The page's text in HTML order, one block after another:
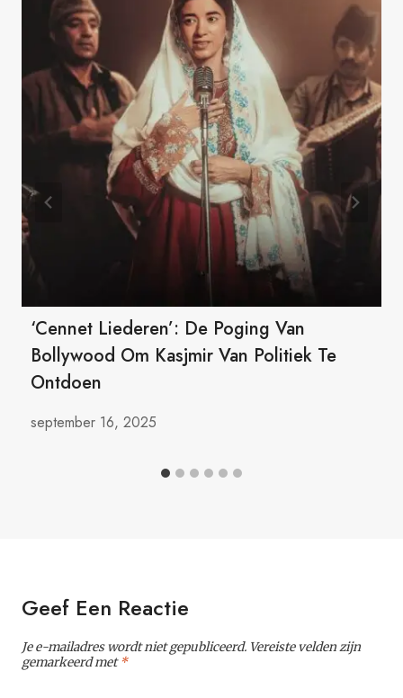
‘Cennet Liederen’: De Poging Van
Bollywood Om Kasjmir Van Politiek Te
Ontdoen
september 16, 2025
Geef Een Reactie
Je e-mailadres wordt niet gepubliceerd. Vereiste velden zijn
gemarkeerd met*